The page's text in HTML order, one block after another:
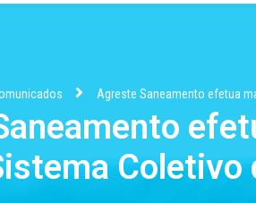
Agreste Saneamento efetua
Coletivo